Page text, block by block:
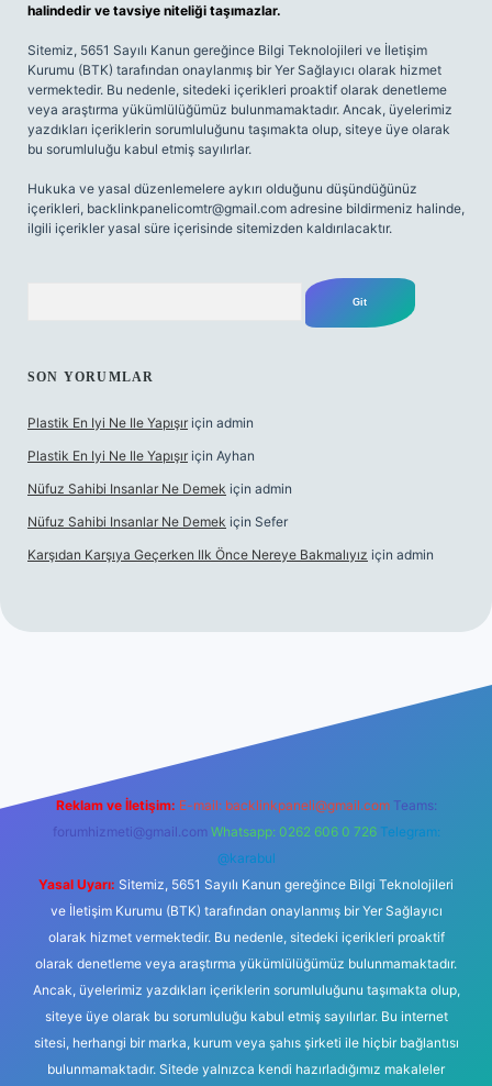
halindedir ve tavsiye niteliği taşımazlar.
Sitemiz, 5651 Sayılı Kanun gereğince Bilgi Teknolojileri ve İletişim
Kurumu (BTK) tarafından onaylanmış bir Yer Sağlayıcı olarak hizmet
vermektedir. Bu nedenle, sitedeki içerikleri proaktif olarak denetleme
veya araştırma yükümlülüğümüz bulunmamaktadır. Ancak, üyelerimiz
yazdıkları içeriklerin sorumluluğunu taşımakta olup, siteye üye olarak
bu sorumluluğu kabul etmiş sayılırlar.
Hukuka ve yasal düzenlemelere aykırı olduğunu düşündüğünüz
içerikleri, backlinkpanelicomtr@gmail.com adresine bildirmeniz halinde,
ilgili içerikler yasal süre içerisinde sitemizden kaldırılacaktır.
SON YORUMLAR
Plastik En Iyi Ne Ile Yapışır için admin
Plastik En Iyi Ne Ile Yapışır için Ayhan
Nüfuz Sahibi Insanlar Ne Demek için admin
Nüfuz Sahibi Insanlar Ne Demek için Sefer
Karşıdan Karşıya Geçerken Ilk Önce Nereye Bakmalıyız için admin
Reklam ve İletişim: E-mail: backlinkpaneli@gmail.com Teams:
forumhizmeti@gmail.com Whatsapp: 0262 606 0 726 Telegram:
@karabul
Yasal Uyarı: Sitemiz, 5651 Sayılı Kanun gereğince Bilgi Teknolojileri
ve İletişim Kurumu (BTK) tarafından onaylanmış bir Yer Sağlayıcı
olarak hizmet vermektedir. Bu nedenle, sitedeki içerikleri proaktif
olarak denetleme veya araştırma yükümlülüğümüz bulunmamaktadır.
Ancak, üyelerimiz yazdıkları içeriklerin sorumluluğunu taşımakta olup,
siteye üye olarak bu sorumluluğu kabul etmiş sayılırlar. Bu internet
sitesi, herhangi bir marka, kurum veya şahıs şirketi ile hiçbir bağlantısı
bulunmamaktadır. Sitede yalnızca kendi hazırladığımız makaleler